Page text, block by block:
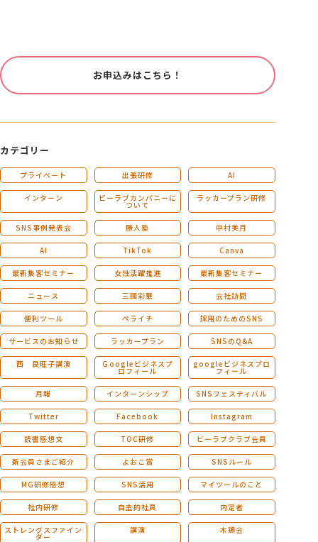
お申込みはこちら！
カテゴリー
プライベート 出張研修 AI
インターン ビーラブカンパニーに
ついて
ラッカープラン研修
SNS事例発表会 勝人塾 中村美月
AI TikTok Canva
最新集客セミナー 女性活躍推進 最新集客セミナー
ニュース 三國彩華 会社訪問
便利ツール ペライチ 採用のためのSNS
サービスのお知らせ ラッカープラン SNSのQ&A
西 良旺子講演 Ｇoogleビジネスプ
ロフィール
googleビジネスプロ
フィール
月報 インターンシップ SNSフェスティバル
Twitter Facebook Instagram
読書感想文 TOC研修 ビーラブクラブ会員
新会員さまご紹介 よおこ賞 SNSルール
MG研修感想 SNS活用 マイツールのこと
社内研修 自主的社員 内定者
ストレングスファイン
ダー
講演 木鶏会